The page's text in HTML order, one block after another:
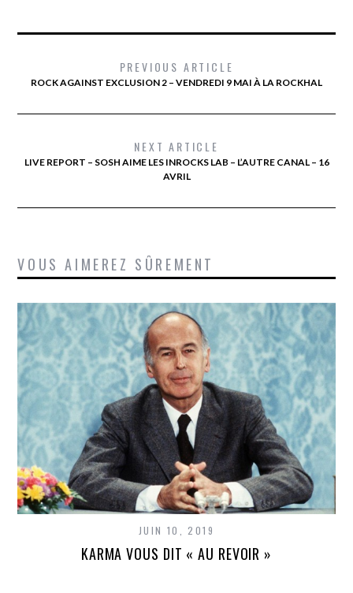
PREVIOUS ARTICLE
ROCK AGAINST EXCLUSION 2 – VENDREDI 9 MAI À LA ROCKHAL
NEXT ARTICLE
LIVE REPORT – SOSH AIME LES INROCKS LAB – L’AUTRE CANAL – 16
AVRIL
VOUS AIMEREZ SÛREMENT
JUIN 10, 2019
KARMA VOUS DIT « AU REVOIR »